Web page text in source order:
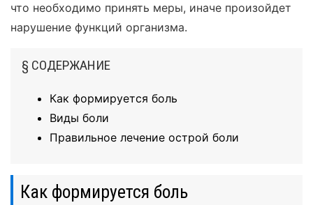
что необходимо принять меры, иначе произойдет
нарушение функций организма.
§ СОДЕРЖАНИЕ
Как формируется боль
Виды боли
Правильное лечение острой боли
Как формируется боль